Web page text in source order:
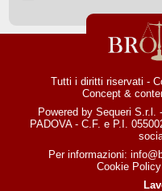
Tutti i diritti riservati -
Concept &
Powered by Sequeri
PADOVA - C.F. e P.I.
Per informazioni:
Cookie Policy